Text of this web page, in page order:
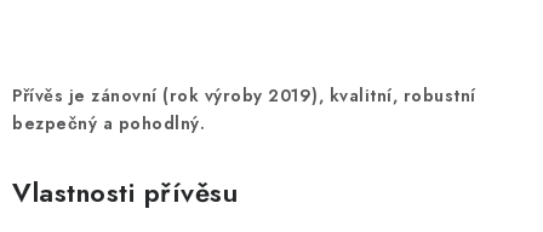
Jak nakupovat
Obchodní podmínky
Kontakty
Moje objednávka
Přívěs je zánovní (rok výroby 2019), kvalitní, robustní
bezpečný a pohodlný.
Vlastnosti přívěsu